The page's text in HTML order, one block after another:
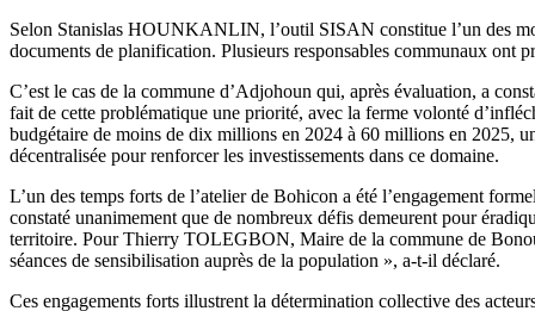
Selon Stanislas HOUNKANLIN, l’outil SISAN constitue l’un des
documents de planification. Plusieurs responsables communaux ont
C’est le cas de la commune d’Adjohoun qui, après évaluation, a
fait de cette problématique une priorité, avec la ferme volonté
budgétaire de moins de dix millions en 2024 à 60 millions en 2025,
décentralisée pour renforcer les investissements dans ce domaine.
L’un des temps forts de l’atelier de Bohicon a été l’engagement
constaté unanimement que de nombreux défis demeurent pour
territoire. Pour Thierry TOLEGBON, Maire de la commune de
séances de sensibilisation auprès de la population », a-t-il déclaré.
Ces engagements forts illustrent la détermination collective des